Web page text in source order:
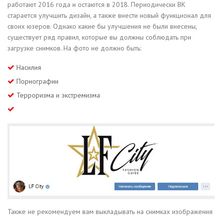
работают 2016 года и остаются в 2018. Периодически ВК
старается улучшить дизайн, а также внести новый функционал для
своих юзеров. Однако какие бы улучшения не были внесены,
существует ряд правил, которые вы должны соблюдать при
загрузке снимков. На фото не должно быть:
Насилия
Порнографии
Терроризма и экстремизма
Также не рекомендуем вам выкладывать на снимках изображения